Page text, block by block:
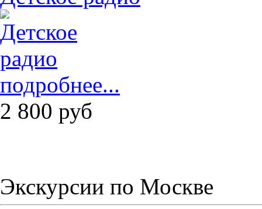
подробнее...
2 800 руб
Экскурсии по Москве